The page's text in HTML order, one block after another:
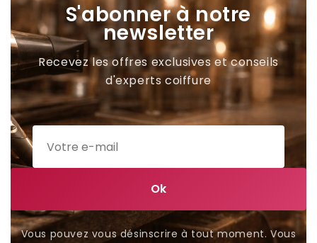
S'abonner à notre
newsletter
Recevez les offres exclusives et conseils
d'experts coiffure
Vous pouvez vous désinscrire à tout moment. Vous